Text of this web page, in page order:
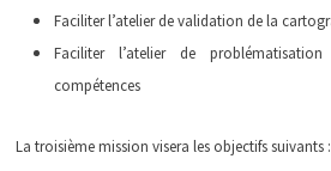
Faciliter l’atelier de validation de la
Faciliter l’atelier de
compétences
La troisième mission visera les objectifs suivants :